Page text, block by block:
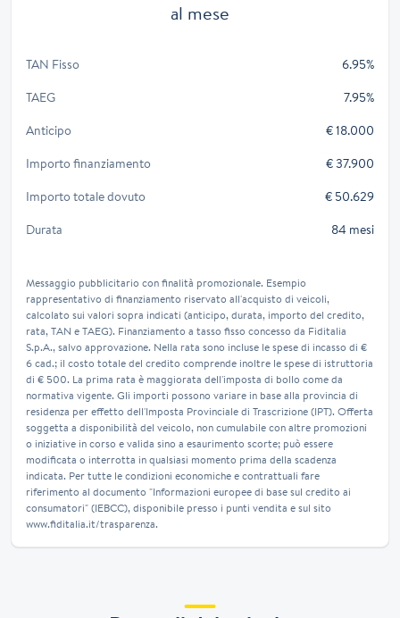
al mese
TAN Fisso
6.95%
TAEG
7.95%
Anticipo
€ 18.000
Importo finanziamento
€ 37.900
Importo totale dovuto
€ 50.629
Durata
84 mesi
Messaggio pubblicitario con finalità promozionale. Esempio
rappresentativo di finanziamento riservato all'acquisto di veicoli,
calcolato sui valori sopra indicati (anticipo, durata, importo del credito,
rata, TAN e TAEG). Finanziamento a tasso fisso concesso da Fiditalia
S.p.A., salvo approvazione. Nella rata sono incluse le spese di incasso di €
6 cad.; il costo totale del credito comprende inoltre le spese di istruttoria
di € 500. La prima rata è maggiorata dell'imposta di bollo come da
normativa vigente. Gli importi possono variare in base alla provincia di
residenza per effetto dell'Imposta Provinciale di Trascrizione (IPT). Offerta
soggetta a disponibilità del veicolo, non cumulabile con altre promozioni
o iniziative in corso e valida sino a esaurimento scorte; può essere
modificata o interrotta in qualsiasi momento prima della scadenza
indicata. Per tutte le condizioni economiche e contrattuali fare
riferimento al documento "Informazioni europee di base sul credito ai
consumatori" (IEBCC), disponibile presso i punti vendita e sul sito
www.fiditalia.it/trasparenza.